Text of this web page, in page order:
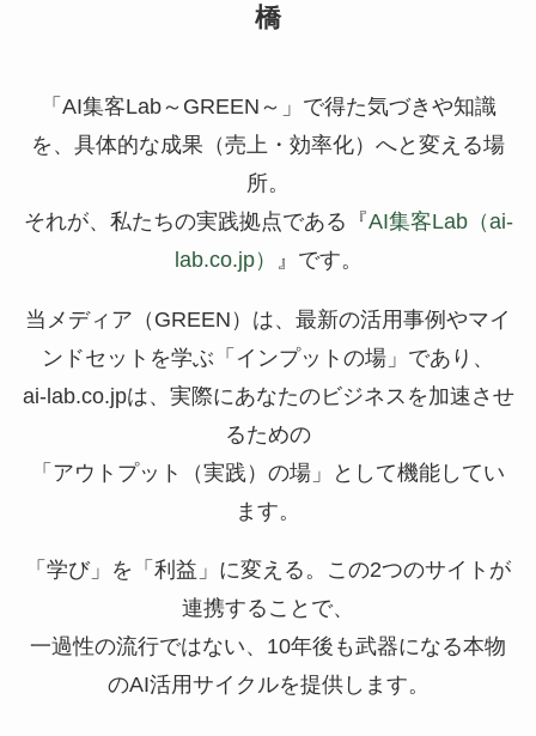
橋
「AI集客Lab～GREEN～」で得た気づきや知識
を、具体的な成果（売上・効率化）へと変える場
所。
それが、私たちの実践拠点である『AI集客Lab（ai-
lab.co.jp）
』です。
当メディア（GREEN）は、最新の活用事例やマイ
ンドセットを学ぶ「インプットの場」であり、
ai-lab.co.jpは、実際にあなたのビジネスを加速させ
るための
「アウトプット（実践）の場」として機能してい
ます。
「学び」を「利益」に変える。この2つのサイトが
連携することで、
一過性の流行ではない、10年後も武器になる本物
のAI活用サイクルを提供します。